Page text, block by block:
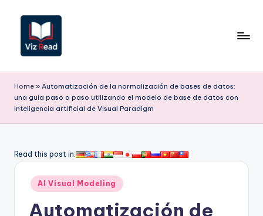
contenido
iz
R
e
d
Home » Automatización de la normalización de bases de datos:
una guía paso a paso utilizando el modelo de base de datos con
inteligencia artificial de Visual Paradigm
Read this post in:
Publicado
en
AI Visual Modeling
Automatización de